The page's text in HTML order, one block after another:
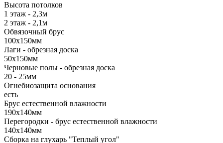
Высота потолков
1 этаж - 2,3м
2 этаж - 2,1м
Обвязочный брус
100х150мм
Лаги - обрезная доска
50х150мм
Черновые полы - обрезная доска
20 - 25мм
Огнебиозащита основания
есть
Брус естественной влажности
190х140мм
Перегородки - брус естественной влажности
140х140мм
Сборка на глухарь "Теплый угол"